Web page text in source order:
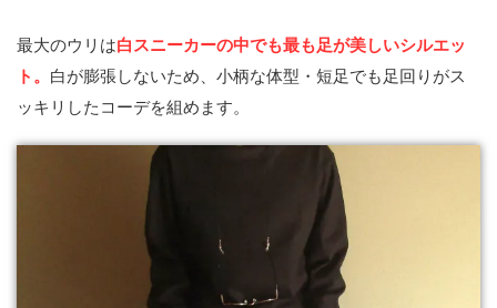
最大のウリは白スニーカーの中でも最も足が美しいシルエッ
ト。 白が膨張しないため、小柄な体型・短足でも足回りがス
ッキリしたコーデを組めます。